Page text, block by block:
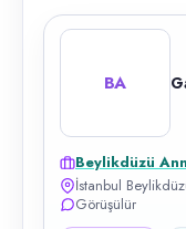
BA
Beylikdüzü
İstanbul
Görüşülür